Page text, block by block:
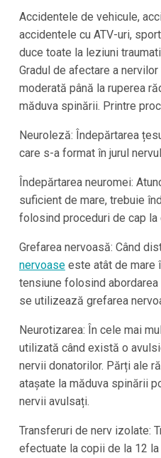
Accidentele de vehicule,
accidentele cu ATV-uri,
duce toate la leziuni
Gradul de afectare a
moderată până la ruperea
măduva spinării. Printre
Neuroleză: Îndepărtarea
care s-a format în jurul
Îndepărtarea neuromei:
suficient de mare, trebuie
folosind proceduri de cap la
Grefarea nervoasă: Când
nervoaseeste atât de mare
tensiune folosind
se utilizează grefarea
Neurotizarea: În cele mai
utilizată când există o
nervii donatorilor. Părți ale
atașate la măduva spinării
nervii avulsați.
Transferuri de nerv izolate:
efectuate la copii de la 12